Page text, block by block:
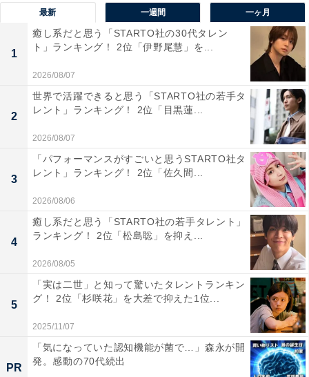
でんの鍋に入れるのではなく、「下ゆで」を済ませた状
態の大根を入れることが、おいしいおでんを作るポイン
トとなっています。
さらに、皮は厚めにむいて面取りをしたり、隠し包丁を
入れたりすると、出汁が染み込みやすくなるようです。
アンケートの自由回答欄では、「大根はおでんに欠かせ
ない」とのコメントが見受けられました。
「おでんの出汁がしみしみの大根は、寒い冬にはかかせ
ないと思う」（滋賀県／20代女性）、「時間をかけて煮
込むほど出汁を吸った大根が一番おいしいと思う」（香
川県／30代女性）、「味が染みた大根にカラシをつけて
食べるのが一番楽しみ」（大阪府／20代女性）、「めち
ゃくちゃ柔らかくて、口の中でホロッととろけていく食
感が良い」（福岡県／40代男性）などの回答が寄せられ
ています。
最新 一週間 一ヶ月
1
癒し系だと思う「STARTO社の30代タレン
ト」ランキング！ 2位「伊野尾慧」を...
2026/08/07
2
世界で活躍できると思う「STARTO社の若手タ
レント」ランキング！ 2位「目黒蓮...
2026/08/07
3
「パフォーマンスがすごいと思うSTARTO社タ
レント」ランキング！ 2位「佐久間...
2026/08/06
4
癒し系だと思う「STARTO社の若手タレント」
ランキング！ 2位「松島聡」を抑え...
2026/08/05
5
「実は二世」と知って驚いたタレントランキン
グ！ 2位「杉咲花」を大差で抑えた1位...
2025/11/07
PR
「気になっていた認知機能が菌で…」森永が開
発。感動の70代続出